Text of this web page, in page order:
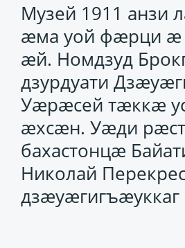
Музей 1911 анзи
ӕма уой фӕрци ӕ
ӕй. Номдзуд
дзурдуати
Уӕрӕсей тӕккӕ
ӕхсӕн. Уӕди
бахастонцӕ
Николай